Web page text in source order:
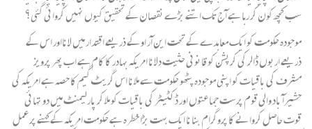
سب کچھ کون کر رہا ہے آج تک اتنے بڑے نقصان کے تحقیق کیوں نہیں کروائی گئی؟
موجودہ حکومت کو ایک معاہدے کے تحت این آر او کے ذریعے اقتدار میں لانااور اس کے
ذریعے اربوں ڈالر کی کرپشن کو قانونی حثیت دلانا امریکہ بہادر کا کام ہے اب پھر پرویز
مشرف کی باقیات کو اپنی موجودہ پٹھو حکومت سے ملانا اس گریٹ گیم کا حصہ ہے امریکہ کی
حشیرآ باد والی قوم پرست جماعتوں اور ڈکٹیٹر کی باقیات کو ملا کر پارلیمنٹ میں دو تہائی
قوت حاصل کروانے کا پروگرام بنانا ایک بہت بڑا خطرہ ہے حکومت امریکہ کے کہنے پر عمل